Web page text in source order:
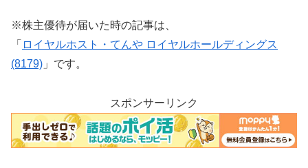
※株主優待が届いた時の記事は、
「 ロイヤルホスト・てんや ロイヤルホールディングス
(8179) 」です。
スポンサーリンク